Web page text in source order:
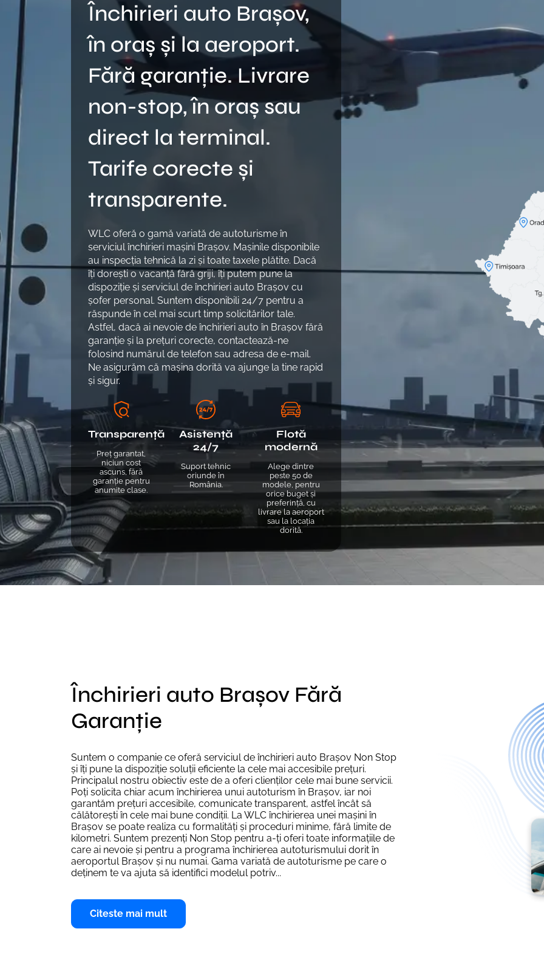
Închirieri auto Brașov,
în oraș și la aeroport.
Fără garanție. Livrare
non-stop, în oraș sau
direct la terminal.
Tarife corecte și
transparente.
WLC oferă o gamă variată de autoturisme în
serviciul închirieri mașini Brașov. Mașinile disponibile
au inspecția tehnică la zi și toate taxele plătite. Dacă
îți dorești o vacanță fără griji, îți putem pune la
dispoziție și serviciul de închirieri auto Brașov cu
șofer personal. Suntem disponibili 24/7 pentru a
răspunde în cel mai scurt timp solicitărilor tale.
Astfel, dacă ai nevoie de închirieri auto în Brașov fără
garanție și la prețuri corecte, contactează-ne
folosind numărul de telefon sau adresa de e-mail.
Ne asigurăm că mașina dorită va ajunge la tine rapid
și sigur.
Transparență
Preț garantat,
niciun cost
ascuns, fără
garanție pentru
anumite clase.
Asistență
24/7
Suport tehnic
oriunde în
România.
Flotă
modernă
Alege dintre
peste 50 de
modele, pentru
orice buget și
preferință, cu
livrare la aeroport
sau la locația
dorită.
Închirieri auto Brașov Fără
Garanție
Suntem o companie ce oferă serviciul de închirieri auto Brașov Non Stop
și îți pune la dispoziție soluții eficiente la cele mai accesibile prețuri.
Principalul nostru obiectiv este de a oferi clienților cele mai bune servicii.
Poți solicita chiar acum închirierea unui autoturism în Brașov, iar noi
garantăm prețuri accesibile, comunicate transparent, astfel încât să
călătorești în cele mai bune condiții. La WLC închirierea unei mașini în
Brașov se poate realiza cu formalități și proceduri minime, fără limite de
kilometri. Suntem prezenți Non Stop pentru a-ți oferi toate informațiile de
care ai nevoie și pentru a programa închirierea autoturismului dorit în
aeroportul Brașov și nu numai. Gama variată de autoturisme pe care o
deținem te va ajuta să identifici modelul potriv...
Citeste mai mult